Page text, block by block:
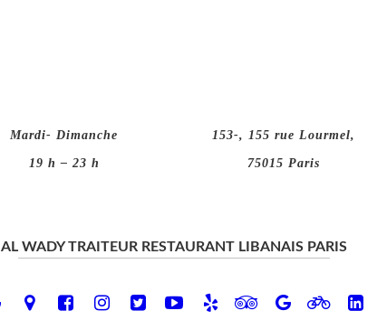
Mardi- Dimanche
19 h – 23 h
153-, 155 rue Lourmel,
75015 Paris
AL WADY TRAITEUR RESTAURANT LIBANAIS PARIS